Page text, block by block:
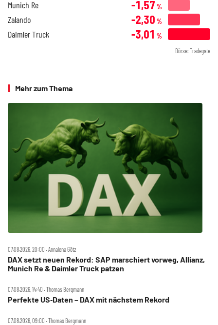
Munich Re -1,57 %
Zalando -2,30 %
Daimler Truck -3,01 %
Börse: Tradegate
Mehr zum Thema
07.08.2026, 20:00 ‧ Annalena Götz
DAX setzt neuen Rekord: SAP marschiert vorweg, Allianz,
Munich Re & Daimler Truck patzen
07.08.2026, 14:40 ‧ Thomas Bergmann
Perfekte US‑Daten – DAX mit nächstem Rekord
07.08.2026, 09:00 ‧ Thomas Bergmann